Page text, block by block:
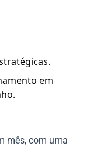
em
mês, com uma